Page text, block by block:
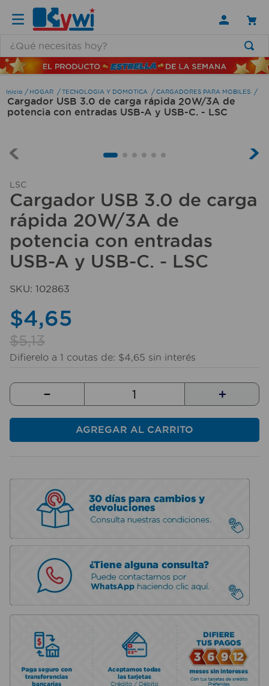
HOGAR TECNOLOGIA Y DOMOTICA CARGADORES PARA MOBILES
Cargador USB 3.0 de carga rápida 20W/3A de
potencia con entradas USB-A y USB-C. - LSC
LSC
Cargador USB 3.0 de carga
rápida 20W/3A de
potencia con entradas
USB-A y USB-C. - LSC
SKU: 102863
$4,65
$5,13
Difierelo a 1 coutas de: $4,65 sin interés
＋
－
AGREGAR AL CARRITO
TÉRMINOS MÁS BUSCADOS
1 .
lamparas
2.
ducha
4.
6.
cerradura
8.
aspiradora
9
fregadero